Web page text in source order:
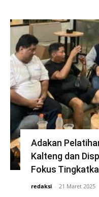
Adakan
Kalteng dan
Fokus
redaksi - 21 Maret 2025